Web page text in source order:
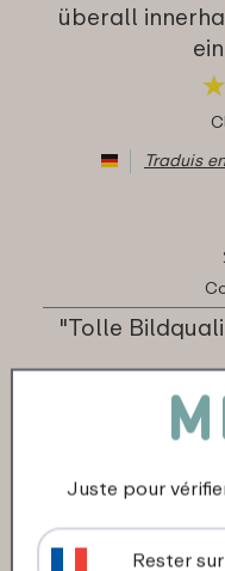
überall
★
★
Traduis
"Tolle
Juste pour
Rester sur